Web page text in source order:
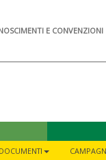
E CONVENZIONI
DOCUMENTI